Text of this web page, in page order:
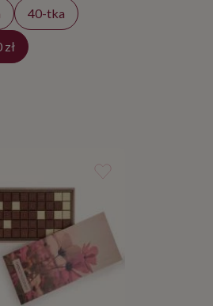
40-tka
zł